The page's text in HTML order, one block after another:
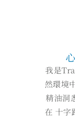
我是
然環境
精油洞
在 十字